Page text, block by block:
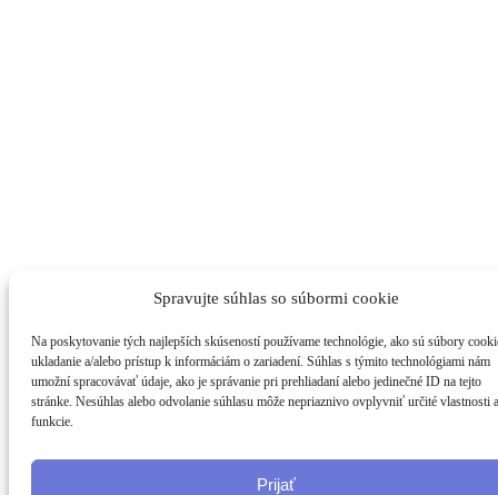
Spravujte súhlas so súbormi cookie
Na poskytovanie tých najlepších skúseností používame technológie, ako sú súbory
ukladanie a/alebo prístup k informáciám o zariadení. Súhlas s týmito technológiami nám
umožní spracovávať údaje, ako je správanie pri prehliadaní alebo jedinečné ID na tejto
stránke. Nesúhlas alebo odvolanie súhlasu môže nepriaznivo ovplyvniť určité vlastnosti a
funkcie.
Prijať